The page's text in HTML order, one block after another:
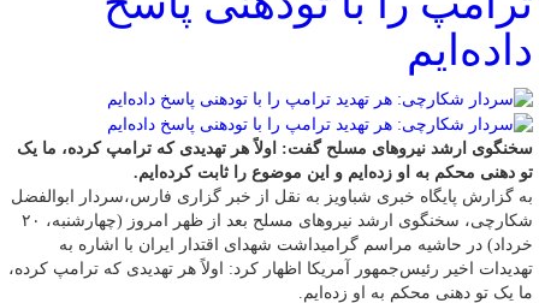
داده‌ایم
سخنگوی ارشد نیروهای مسلح گفت: اولاً هر تهدیدی که ترامپ کرده، ما یک
تو دهنی محکم به او زده‌ایم و این موضوع را ثابت کرده‌ایم.
به گزارش پایگاه خبری شباویز به نقل از خبر گزاری فارس،سردار ابوالفضل
شکارچی، سخنگوی ارشد نیروهای مسلح بعد از ظهر امروز (چهارشنبه، ۲۰
خرداد) در حاشیه مراسم گرامیداشت شهدای اقتدار ایران با اشاره به
تهدیدات اخیر رئیس‌جمهور آمریکا اظهار کرد: اولاً هر تهدیدی که ترامپ کرده،
ما یک تو دهنی محکم به او زده‌ایم.